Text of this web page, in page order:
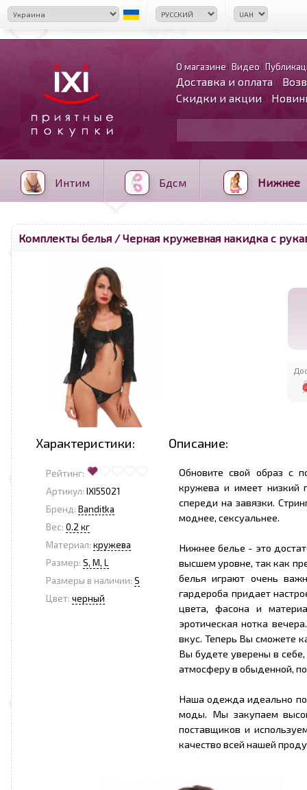
О магазине Видео
Доставка и оплата
Скидки и акции
Интим Бдсм Нижнее
Комплекты белья / Черная кружевная накидка с
Характеристики: Описание:
Рейтинг:
Артикул: IXI55021
Бренд: Banditka
Вес: 0.2 кг
Материал: кружева
Размер: S, M, L
Размеры в наличии: S
Цвет: черный
Обновите свой образ с
кружева и имеет низкий
спереди на завязки.
моднее, сексуальнее.
Нижнее белье - это
высшем уровне, так как
белья играют очень
гардероба придает
цвета, фасона и
эротическая нотка
вкус. Теперь Вы сможете
Вы будете уверены в
атмосферу в обыденной,
Наша одежда идеально
моды. Мы закупаем
поставщиков и
качество всей нашей